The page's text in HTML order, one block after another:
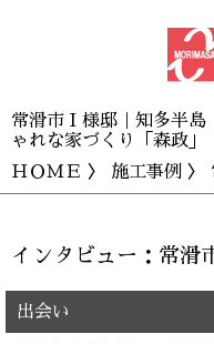
常滑市 I 様邸｜知多半
ゃれな家づくり「森政」
ＨＯＭＥ 〉 施工事例 〉
インタビュー：常滑
出会い